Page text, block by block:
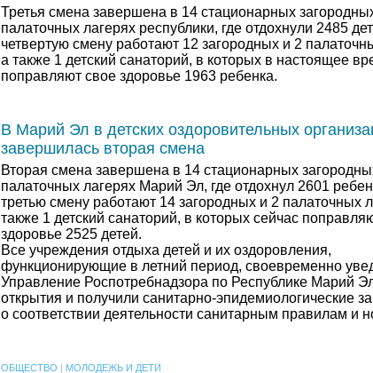
Третья смена завершена в 14 стационарных
палаточных лагерях республики, где отдохнули 2485
четвертую смену работают 12 загородных и 2
а также 1 детский санаторий, в которых в настоящее
поправляют свое здоровье 1963 ребенка.
В Марий Эл в детских оздоровительных
завершилась вторая смена
Вторая смена завершена в 14 стационарных
палаточных лагерях Марий Эл, где отдохнул 2601
третью смену работают 14 загородных и 2 палаточных
также 1 детский санаторий, в которых сейчас
здоровье 2525 детей.
Все учреждения отдыха детей и их оздоровления,
функционирующие в летний период, своевременно
Управление Роспотребнадзора по Республике Марий
открытия и получили санитарно-эпидемиологические
о соответствии деятельности санитарным правилам и
ОБЩЕСТВО | МОЛОДЕЖЬ И ДЕТИ